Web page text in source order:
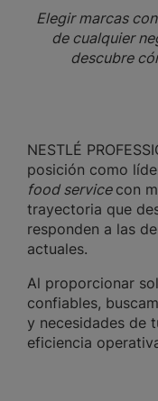
Elegir marcas
de cualquier
descubre
NESTLÉ
posición como
food service con
trayectoria que
responden a las
actuales.
Al proporcionar
confiables,
y necesidades de
eficiencia